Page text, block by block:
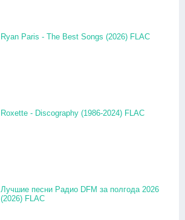
Ryan Paris - The Best Songs (2026) FLAC
Roxette - Discography (1986-2024) FLAC
Лучшие песни Радио DFM за полгода 2026
(2026) FLAC